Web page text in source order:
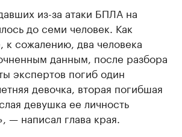
из-за атаки БПЛА на
до семи человек. Как
сожалению, два человека
данным, после разбора
экспертов погиб один
девочка, вторая погибшая
девушка ее личность
— написал глава края.